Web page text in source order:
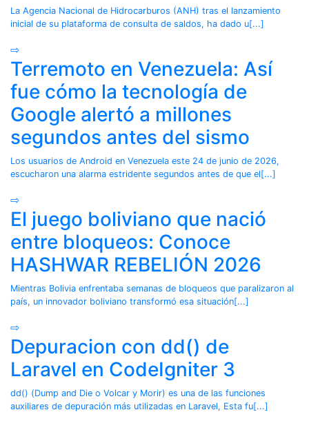
La Agencia Nacional de Hidrocarburos (ANH) tras el lanzamiento
inicial de su plataforma de consulta de saldos, ha dado u[...]
⇨
Terremoto en Venezuela: Así
fue cómo la tecnología de
Google alertó a millones
segundos antes del sismo
Los usuarios de Android en Venezuela este 24 de junio de 2026,
escucharon una alarma estridente segundos antes de que el[...]
⇨
El juego boliviano que nació
entre bloqueos: Conoce
HASHWAR REBELIÓN 2026
Mientras Bolivia enfrentaba semanas de bloqueos que paralizaron al
país, un innovador boliviano transformó esa situación[...]
⇨
Depuracion con dd() de
Laravel en CodeIgniter 3
dd() (Dump and Die o Volcar y Morir) es una de las funciones
auxiliares de depuración más utilizadas en Laravel, Esta fu[...]